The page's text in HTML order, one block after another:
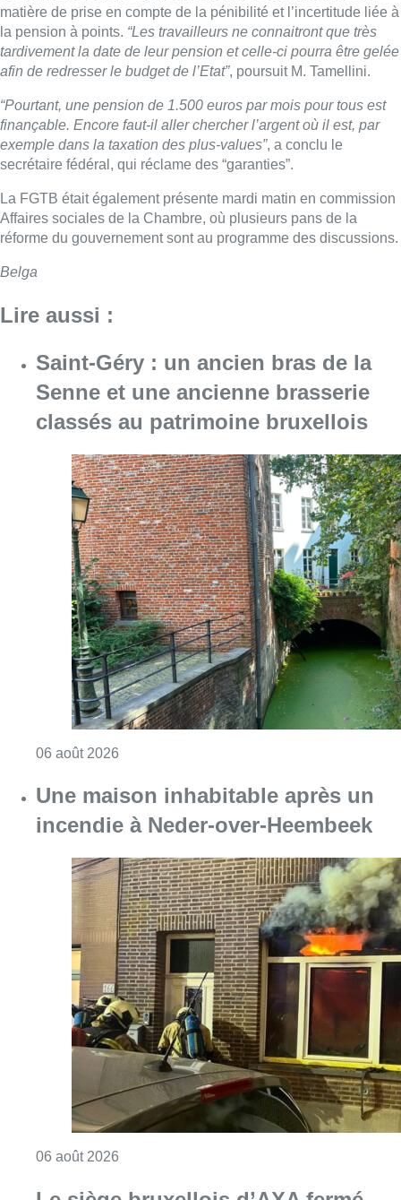
matière de prise en compte de la pénibilité et l’incertitude liée à
la pension à points. “Les travailleurs ne connaitront que très
tardivement la date de leur pension et celle-ci pourra être gelée
afin de redresser le budget de l’Etat”, poursuit M. Tamellini.
“Pourtant, une pension de 1.500 euros par mois pour tous est
finançable. Encore faut-il aller chercher l’argent où il est, par
exemple dans la taxation des plus-values”, a conclu le
secrétaire fédéral, qui réclame des “garanties”.
La FGTB était également présente mardi matin en commission
Affaires sociales de la Chambre, où plusieurs pans de la
réforme du gouvernement sont au programme des discussions.
Belga
Lire aussi :
Saint-Géry : un ancien bras de la
Senne et une ancienne brasserie
classés au patrimoine bruxellois
06 août 2026
Une maison inhabitable après un
incendie à Neder-over-Heembeek
06 août 2026